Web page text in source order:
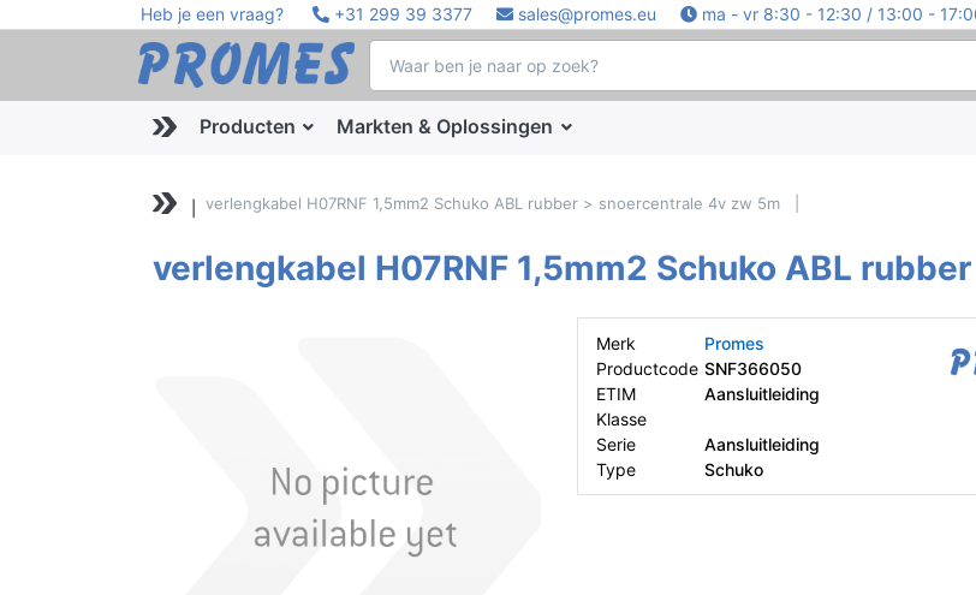
Heb je een vraag? +31 299 39 3377 sales@promes.eu ma - vr 8:30 - 12:30 / 13:00 -
Producten Markten & Oplossingen
verlengkabel H07RNF 1,5mm2 Schuko ABL rubber > snoercentrale 4v zw 5m
verlengkabel H07RNF 1,5mm2 Schuko ABL
Merk
Promes
Productcode SNF366050
ETIM
Klasse
Aansluitleiding
Serie
Aansluitleiding
Type
Schuko